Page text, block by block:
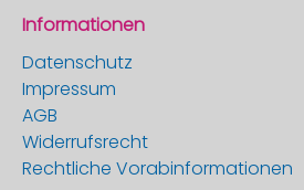
Informationen
Datenschutz
Impressum
AGB
Widerrufsrecht
Rechtliche Vorabinformationen